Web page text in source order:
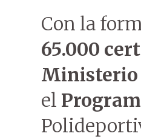
Con la
65.000
Ministerio
el